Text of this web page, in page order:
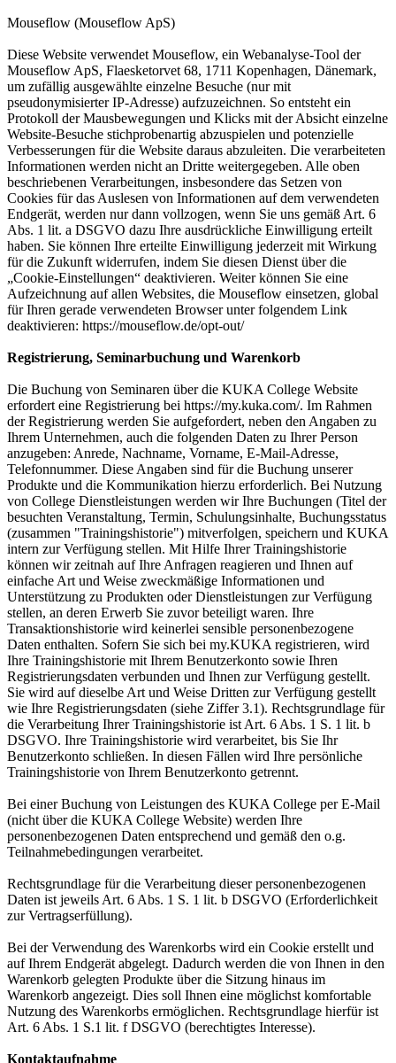
Mouseflow (Mouseflow ApS)
Diese Website verwendet Mouseflow, ein Webanalyse-Tool der
Mouseflow ApS, Flaesketorvet 68, 1711 Kopenhagen, Dänemark,
um zufällig ausgewählte einzelne Besuche (nur mit
pseudonymisierter IP-Adresse) aufzuzeichnen. So entsteht ein
Protokoll der Mausbewegungen und Klicks mit der Absicht einzelne
Website-Besuche stichprobenartig abzuspielen und potenzielle
Verbesserungen für die Website daraus abzuleiten. Die verarbeiteten
Informationen werden nicht an Dritte weitergegeben. Alle oben
beschriebenen Verarbeitungen, insbesondere das Setzen von
Cookies für das Auslesen von Informationen auf dem verwendeten
Endgerät, werden nur dann vollzogen, wenn Sie uns gemäß Art. 6
Abs. 1 lit. a DSGVO dazu Ihre ausdrückliche Einwilligung erteilt
haben. Sie können Ihre erteilte Einwilligung jederzeit mit Wirkung
für die Zukunft widerrufen, indem Sie diesen Dienst über die
„Cookie-Einstellungen“ deaktivieren. Weiter können Sie eine
Aufzeichnung auf allen Websites, die Mouseflow einsetzen, global
für Ihren gerade verwendeten Browser unter folgendem Link
deaktivieren: https://mouseflow.de/opt-out/
Registrierung, Seminarbuchung und Warenkorb
Die Buchung von Seminaren über die KUKA College Website
erfordert eine Registrierung bei https://my.kuka.com/. Im Rahmen
der Registrierung werden Sie aufgefordert, neben den Angaben zu
Ihrem Unternehmen, auch die folgenden Daten zu Ihrer Person
anzugeben: Anrede, Nachname, Vorname, E-Mail-Adresse,
Telefonnummer. Diese Angaben sind für die Buchung unserer
Produkte und die Kommunikation hierzu erforderlich. Bei Nutzung
von College Dienstleistungen werden wir Ihre Buchungen (Titel der
besuchten Veranstaltung, Termin, Schulungsinhalte, Buchungsstatus
(zusammen "Trainingshistorie") mitverfolgen, speichern und KUKA
intern zur Verfügung stellen. Mit Hilfe Ihrer Trainingshistorie
können wir zeitnah auf Ihre Anfragen reagieren und Ihnen auf
einfache Art und Weise zweckmäßige Informationen und
Unterstützung zu Produkten oder Dienstleistungen zur Verfügung
stellen, an deren Erwerb Sie zuvor beteiligt waren. Ihre
Transaktionshistorie wird keinerlei sensible personenbezogene
Daten enthalten. Sofern Sie sich bei my.KUKA registrieren, wird
Ihre Trainingshistorie mit Ihrem Benutzerkonto sowie Ihren
Registrierungsdaten verbunden und Ihnen zur Verfügung gestellt.
Sie wird auf dieselbe Art und Weise Dritten zur Verfügung gestellt
wie Ihre Registrierungsdaten (siehe Ziffer 3.1). Rechtsgrundlage für
die Verarbeitung Ihrer Trainingshistorie ist Art. 6 Abs. 1 S. 1 lit. b
DSGVO. Ihre Trainingshistorie wird verarbeitet, bis Sie Ihr
Benutzerkonto schließen. In diesen Fällen wird Ihre persönliche
Trainingshistorie von Ihrem Benutzerkonto getrennt.
Bei einer Buchung von Leistungen des KUKA College per E-Mail
(nicht über die KUKA College Website) werden Ihre
personenbezogenen Daten entsprechend und gemäß den o.g.
Teilnahmebedingungen verarbeitet.
Rechtsgrundlage für die Verarbeitung dieser personenbezogenen
Daten ist jeweils Art. 6 Abs. 1 S. 1 lit. b DSGVO (Erforderlichkeit
zur Vertragserfüllung).
Bei der Verwendung des Warenkorbs wird ein Cookie erstellt und
auf Ihrem Endgerät abgelegt. Dadurch werden die von Ihnen in den
Warenkorb gelegten Produkte über die Sitzung hinaus im
Warenkorb angezeigt. Dies soll Ihnen eine möglichst komfortable
Nutzung des Warenkorbs ermöglichen. Rechtsgrundlage hierfür ist
Art. 6 Abs. 1 S.1 lit. f DSGVO (berechtigtes Interesse).
Kontaktaufnahme